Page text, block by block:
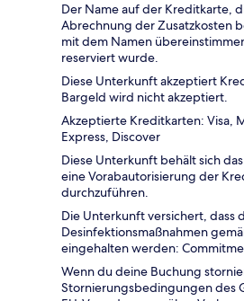
Der Name auf der Kreditkarte,
Abrechnung der Zusatzkosten
mit dem Namen
reserviert wurde.
Diese Unterkunft akzeptiert
Bargeld wird nicht akzeptiert.
Akzeptierte Kreditkarten: Visa,
Express, Discover
Diese Unterkunft behält sich
eine Vorabautorisierung der
durchzuführen.
Die Unterkunft versichert, dass
Desinfektionsmaßnahmen
eingehalten werden:
Wenn du deine Buchung
Stornierungsbedingungen des